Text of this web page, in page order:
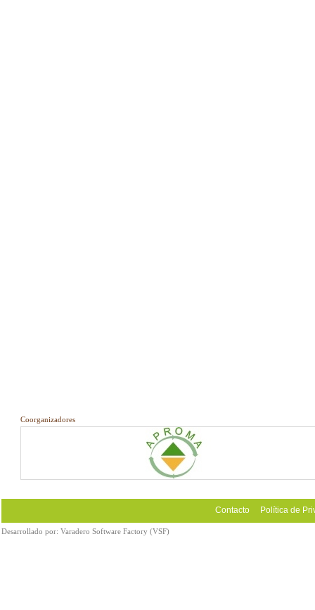
Coorganizadores
Contacto Política de
Desarrollado por: Varadero Software Factory (VSF)